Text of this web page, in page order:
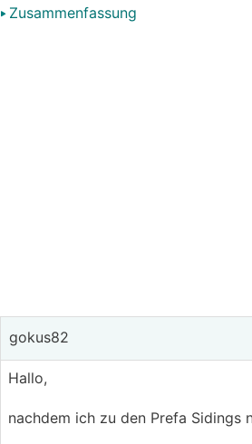
Zusammenfassung
gokus82
Hallo,
nachdem ich zu den Prefa Sidings